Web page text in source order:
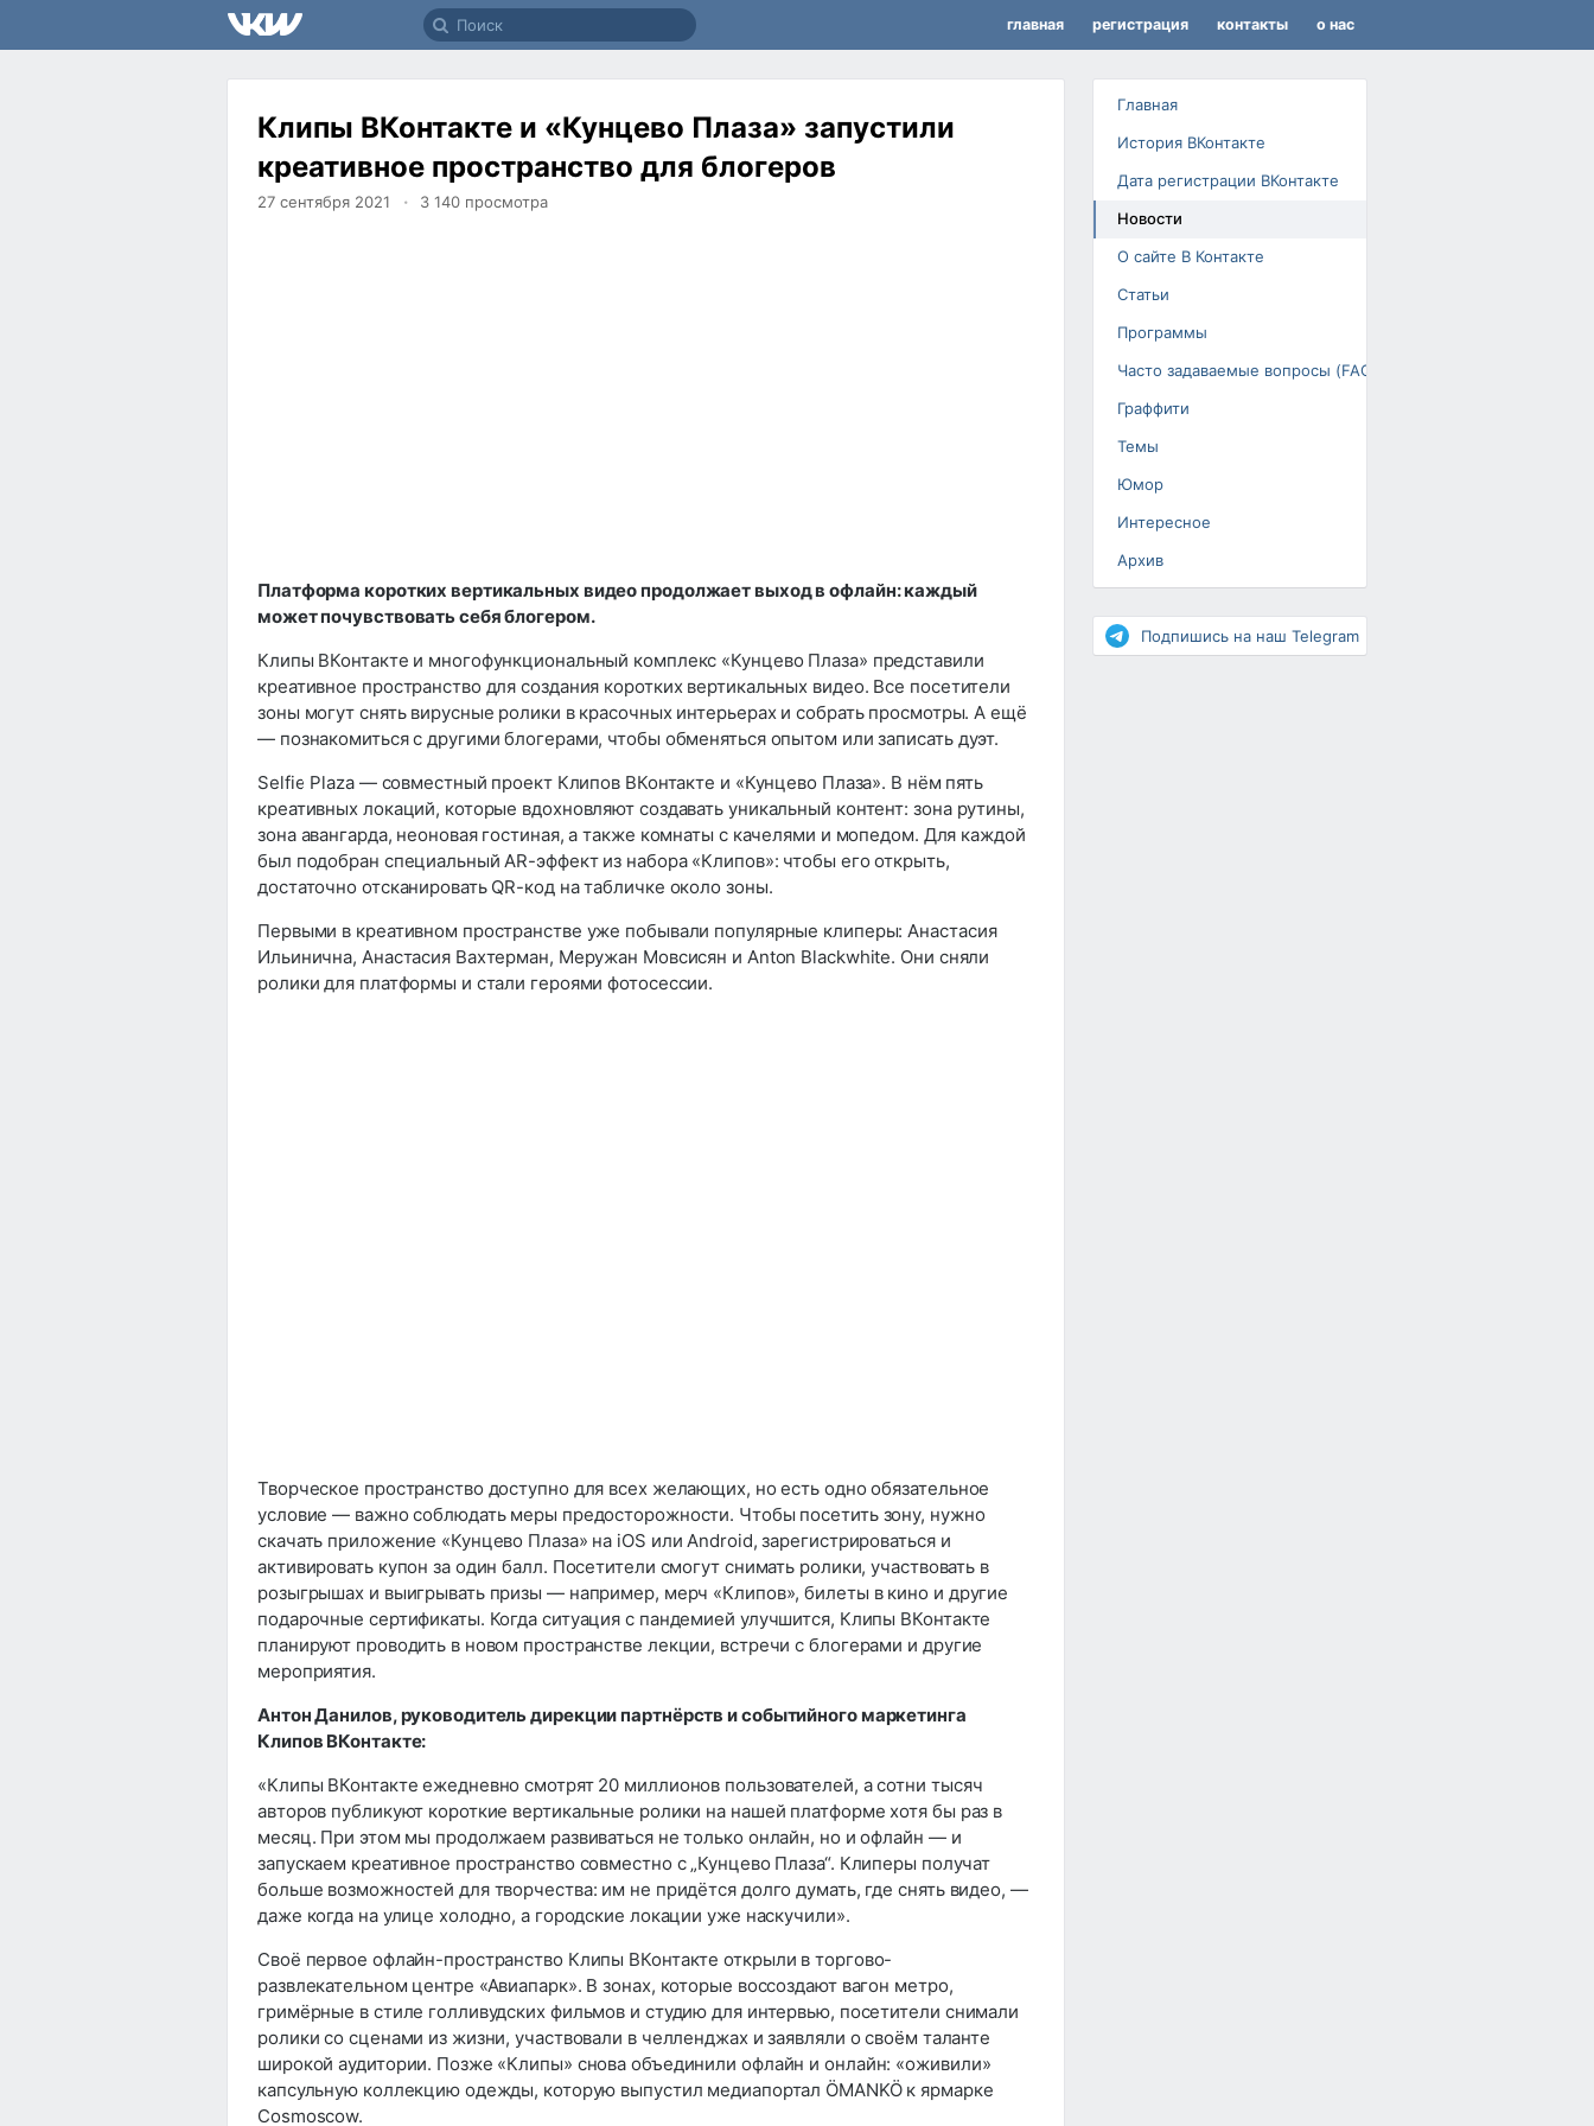
главная регистрация контакты о нас
Главная
История ВКонтакте
Дата регистрации ВКонтакте
Новости
О сайте В Контакте
Статьи
Программы
Часто задаваемые вопросы (FAQ)
Граффити
Темы
Юмор
Интересное
Архив
Повышение рейтинга
Подпишись на наш Telegram
Клипы ВКонтакте и «Кунцево Плаза» запустили
креативное пространство для блогеров
27 сентября 2021 3 140 просмотра
Платформа коротких вертикальных видео продолжает выход в офлайн: каждый
может почувствовать себя блогером.
Клипы ВКонтакте и многофункциональный комплекс «Кунцево Плаза» представили
креативное пространство для создания коротких вертикальных видео. Все посетители
зоны могут снять вирусные ролики в красочных интерьерах и собрать просмотры. А ещё
— познакомиться с другими блогерами, чтобы обменяться опытом или записать дуэт.
Selfie Plaza — совместный проект Клипов ВКонтакте и «Кунцево Плаза». В нём пять
креативных локаций, которые вдохновляют создавать уникальный контент: зона рутины,
зона авангарда, неоновая гостиная, а также комнаты с качелями и мопедом. Для каждой
был подобран специальный AR-эффект из набора «Клипов»: чтобы его открыть,
достаточно отсканировать QR-код на табличке около зоны.
Первыми в креативном пространстве уже побывали популярные клиперы: Анастасия
Ильинична, Анастасия Вахтерман, Меружан Мовсисян и Anton Blackwhite. Они сняли
ролики для платформы и стали героями фотосессии.
Творческое пространство доступно для всех желающих, но есть одно обязательное
условие — важно соблюдать меры предосторожности. Чтобы посетить зону, нужно
скачать приложение «Кунцево Плаза» на iOS или Android, зарегистрироваться и
активировать купон за один балл. Посетители смогут снимать ролики, участвовать в
розыгрышах и выигрывать призы — например, мерч «Клипов», билеты в кино и другие
подарочные сертификаты. Когда ситуация с пандемией улучшится, Клипы ВКонтакте
планируют проводить в новом пространстве лекции, встречи с блогерами и другие
мероприятия.
Антон Данилов, руководитель дирекции партнёрств и событийного маркетинга
Клипов ВКонтакте:
«Клипы ВКонтакте ежедневно смотрят 20 миллионов пользователей, а сотни тысяч
авторов публикуют короткие вертикальные ролики на нашей платформе хотя бы раз в
месяц. При этом мы продолжаем развиваться не только онлайн, но и офлайн — и
запускаем креативное пространство совместно с „Кунцево Плаза“. Клиперы получат
больше возможностей для творчества: им не придётся долго думать, где снять видео, —
даже когда на улице холодно, а городские локации уже наскучили».
Своё первое офлайн-пространство Клипы ВКонтакте открыли в торгово-
развлекательном центре «Авиапарк». В зонах, которые воссоздают вагон метро,
гримёрные в стиле голливудских фильмов и студию для интервью, посетители снимали
ролики со сценами из жизни, участвовали в челленджах и заявляли о своём таланте
широкой аудитории. Позже «Клипы» снова объединили офлайн и онлайн: «оживили»
капсульную коллекцию одежды, которую выпустил медиапортал ÖMANKÖ к ярмарке
Cosmoscow.